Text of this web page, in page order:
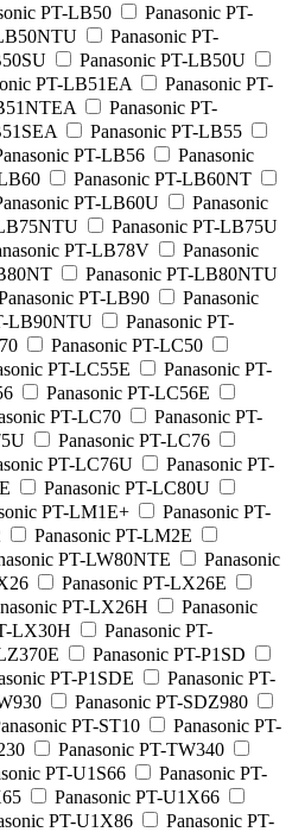
PT-LB50
Panasonic PT-
Panasonic PT-
Panasonic PT-LB50U
PT-LB51EA
Panasonic PT-
Panasonic PT-
Panasonic PT-LB55
PT-LB56
Panasonic
Panasonic PT-LB60NT
PT-LB60U
Panasonic
Panasonic PT-LB75U
PT-LB78V
Panasonic
Panasonic PT-LB80NTU
PT-LB90
Panasonic
LB90NTU
Panasonic PT-
Panasonic PT-LC50
PT-LC55E
Panasonic PT-
Panasonic PT-LC56E
PT-LC70
Panasonic PT-
Panasonic PT-LC76
PT-LC76U
Panasonic PT-
Panasonic PT-LC80U
PT-LM1E+
Panasonic PT-
Panasonic PT-LM2E
PT-LW80NTE
Panasonic
Panasonic PT-LX26E
PT-LX26H
Panasonic
LX30H
Panasonic PT-
Panasonic PT-P1SD
PT-P1SDE
Panasonic PT-
Panasonic PT-SDZ980
PT-ST10
Panasonic PT-
Panasonic PT-TW340
PT-U1S66
Panasonic PT-
Panasonic PT-U1X66
PT-U1X86
Panasonic PT-